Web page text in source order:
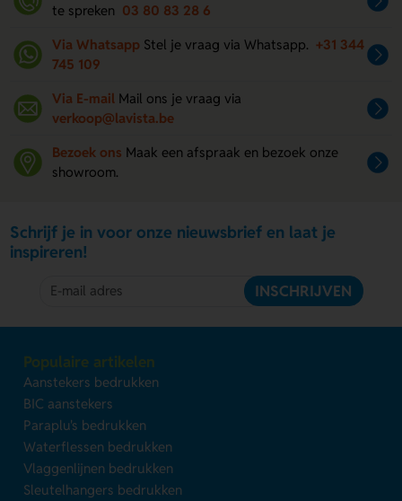
te spreken 03 80 83 28 6
Via Whatsapp Stel je vraag via Whatsapp. +31 344
745 109
Via E-mail Mail ons je vraag via
verkoop@lavista.be
Bezoek ons Maak een afspraak en bezoek onze
showroom.
Schrijf je in voor onze nieuwsbrief en laat je
inspireren!
INSCHRIJVEN
Populaire artikelen
Aanstekers bedrukken
BIC aanstekers
Paraplu's bedrukken
Waterflessen bedrukken
Vlaggenlijnen bedrukken
Sleutelhangers bedrukken